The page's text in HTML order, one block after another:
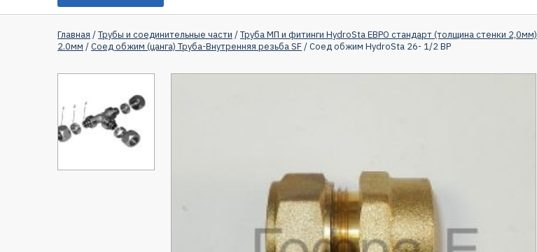
Главная /Трубы и соединительные части /Труба МП и фитинги HydroSta ЕВРО стандарт (толщина стенки 2,0мм)
2.0мм /Соед обжим (цанга) Труба-Внутренняя резьба SF/ Соед обжим HydroSta 26- 1/2 ВР